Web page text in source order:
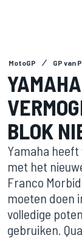
MotoGP GP van
BLOK
Yamaha
met het
Franco
moeten doen
volledige
gebruiken.